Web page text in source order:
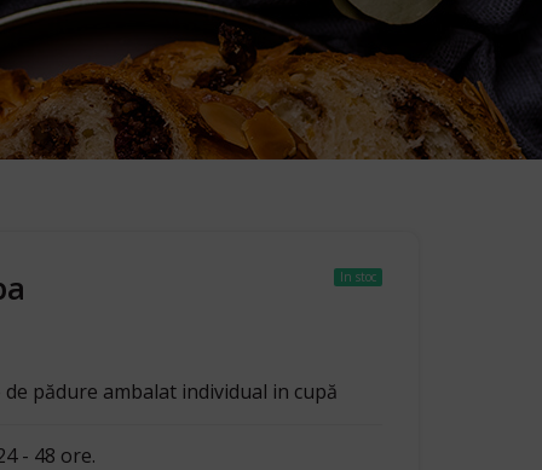
In stoc
pădure ambalat individual in cupă
- 48 ore.